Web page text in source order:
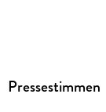
Pressestimmen